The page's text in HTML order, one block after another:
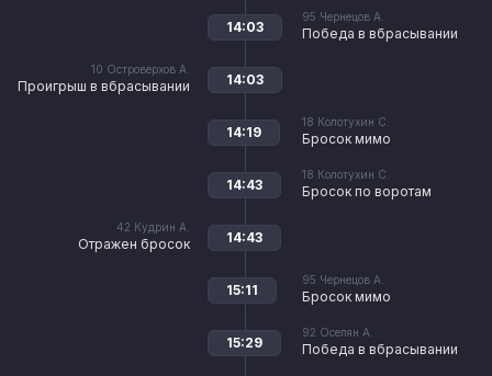
95 Чернецов А.
Победа в вбрасывании
14:03
10 Островерхов А.
Проигрыш в вбрасывании 14:03
18 Колотухин С.
Бросок мимо
14:19
18 Колотухин С.
Бросок по воротам
14:43
42 Кудрин А.
Отражен бросок 14:43
95 Чернецов А.
Бросок мимо
15:11
92 Осепян А.
Победа в вбрасывании
15:29